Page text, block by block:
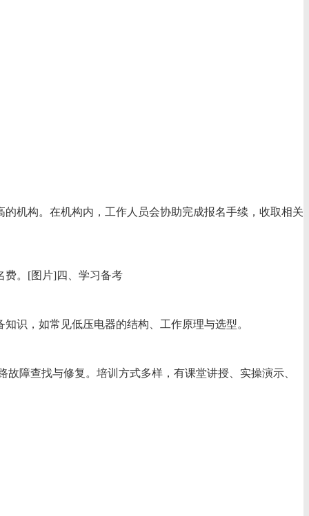
机构。在机构内，工作人员会协助完成报名手续，收取相关
费。[图片]四、学习备考
识，如常见低压电器的结构、工作原理与选型。
障查找与修复。培训方式多样，有课堂讲授、实操演示、